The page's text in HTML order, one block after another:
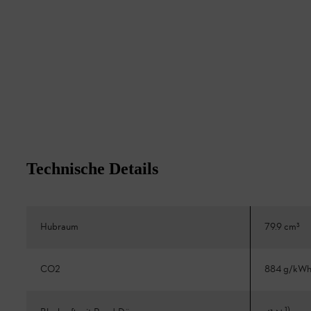
Technische Details
Hubraum 79.9 cm³
CO2 884 g/kWh